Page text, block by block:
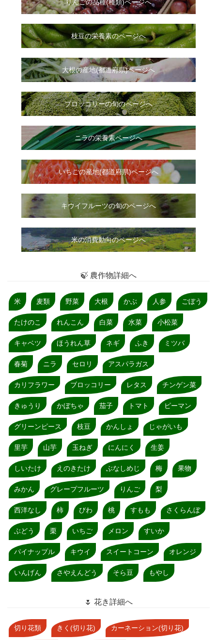
りんごの品種(種類)ページへ
枝豆の栄養素のページへ
大根の産地(都道府県)ページへ
ブロッコリーの旬のページへ
ニラの栄養素ページへ
いちごの産地(都道府県)ページへ
キウイフルーツの旬のページへ
米の消費動向のページへ
🍃 農作物詳細へ
米 麦類 野菜 大根 かぶ 人参 ごぼう
たけのこ れんこん 白菜 水菜 小松菜
キャベツ ほうれん草 ネギ ふき ミツバ
春菊 ニラ セロリ アスパラガス
カリフラワー ブロッコリー レタス チンゲン菜
きゅうり かぼちゃ 茄子 トマト ピーマン
グリーンピース 枝豆 かんしょ じゃがいも
里芋 山芋 玉ねぎ にんにく 生姜
しいたけ えのきたけ ぶなしめじ 梅 果物
みかん グレープフルーツ りんご 梨
西洋なし 柿 びわ 桃 すもも さくらんぼ
ぶどう 栗 いちご メロン すいか
パイナップル キウイ スイートコーン オレンジ
いんげん さやえんどう そら豆 もやし
🌷 花き詳細へ
切り花類 きく(切り花) カーネーション(切り花)